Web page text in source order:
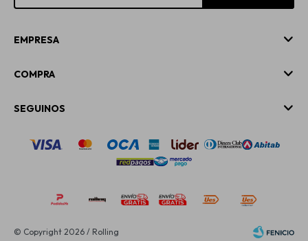
EMPRESA
COMPRA
SEGUINOS
© Copyright 2026 / Rolling